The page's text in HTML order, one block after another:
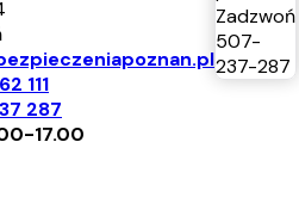
111
287
17.00
Zadzwoń
507-
237-287